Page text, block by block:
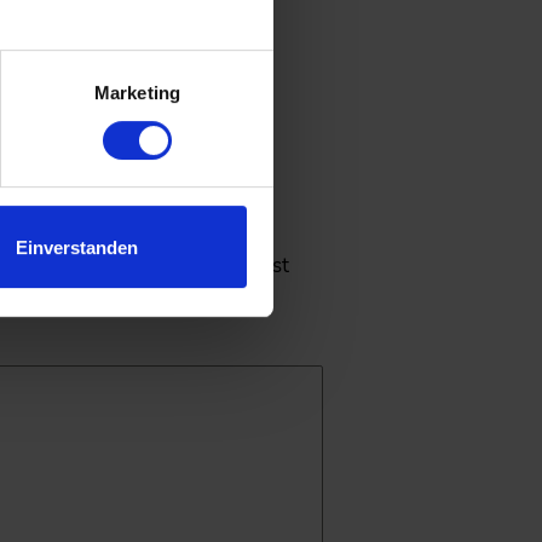
Marketing
Einverstanden
im Praxischeck“ befasst